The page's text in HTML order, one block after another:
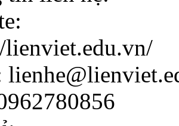
lienviet.edu.vn/